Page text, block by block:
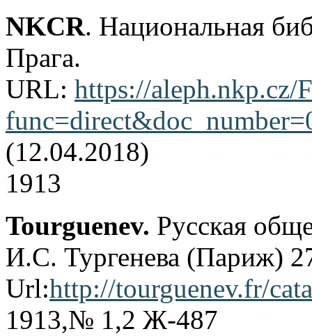
NKCR. Национальная
Прага.
URL: https://aleph.nkp.cz/
(12.04.2018)
1913
Tourguenev. Русская
И.С. Тургенева (Париж)
Url:http://tourguenev.fr/
1913,№ 1,2 Ж-487